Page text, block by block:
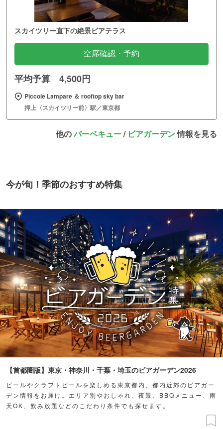
スカイツリー直下の絶景ビアテラス
空席確認・予約
平均予算 4,500円
Piccole Lampare ＆ rooftop sky bar
押上〈スカイツリー前〉駅／東京都
他のバーベキュー/ ビアガーデン情報を見る
今が旬！季節のおすすめ特集
【首都圏版】東京・神奈川・千葉・埼玉のビアガーデン2026
ビールやクラフトビールを楽しめる東京都内、都内近郊のビアガー
デン情報をお届け。エリア別やおしゃれ、夜景、BBQメニュー、雨
天OK、飲み放題などのこだわり条件でも探せます。